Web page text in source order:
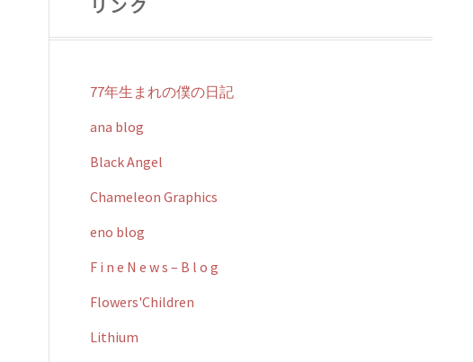
リンク
77年生まれの僕の日記
ana blog
Black Angel
Chameleon Graphics
eno blog
F i n e N e w s – B l o g
Flowers'Children
Lithium